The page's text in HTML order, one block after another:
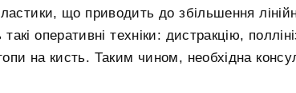
що приводить до збільшення
оперативні техніки: дистракцію,
на кисть. Таким чином, необхідна